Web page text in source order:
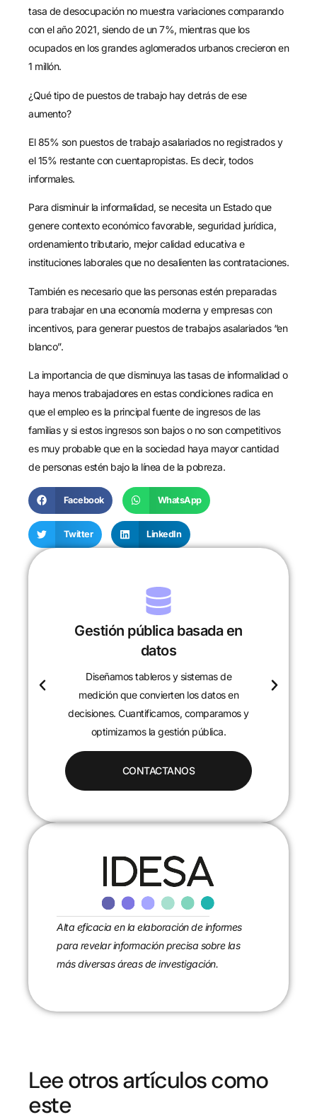
tasa de desocupación no muestra variaciones comparando
con el año 2021, siendo de un 7%, mientras que los
ocupados en los grandes aglomerados urbanos crecieron en
1 millón.
¿Qué tipo de puestos de trabajo hay detrás de ese
aumento?
El 85% son puestos de trabajo asalariados no registrados y
el 15% restante con cuentapropistas. Es decir, todos
informales.
Para disminuir la informalidad, se necesita un Estado que
genere contexto económico favorable, seguridad jurídica,
ordenamiento tributario, mejor calidad educativa e
instituciones laborales que no desalienten las contrataciones.
También es necesario que las personas estén preparadas
para trabajar en una economía moderna y empresas con
incentivos, para generar puestos de trabajos asalariados “en
blanco”.
La importancia de que disminuya las tasas de informalidad o
haya menos trabajadores en estas condiciones radica en
que el empleo es la principal fuente de ingresos de las
familias y si estos ingresos son bajos o no son competitivos
es muy probable que en la sociedad haya mayor cantidad
de personas estén bajo la línea de la pobreza.
Facebook WhatsApp
Twitter LinkedIn
Gestión pública basada en
datos
Diseñamos tableros y sistemas de
medición que convierten los datos en
decisiones. Cuantificamos, comparamos y
optimizamos la gestión pública.
CONTACTANOS
Alta eficacia en la elaboración de informes
para revelar información precisa sobre las
más diversas áreas de investigación.
Lee otros artículos como
este